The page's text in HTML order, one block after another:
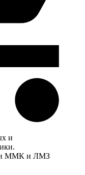
и
ММК и ЛМЗ